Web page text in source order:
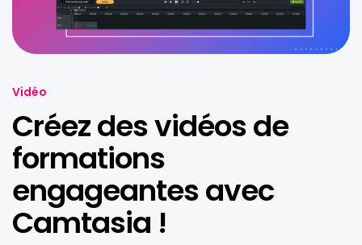
Vidéo
Créez des vidéos de
formations
engageantes avec
Camtasia !